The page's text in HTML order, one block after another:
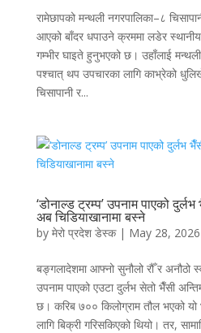
रामेछापको मन्थली नगरपालिका–८
आएको बाँदर धपाउने क्रममा लडेर
गम्भीर घाइते हुनुभएको छ। उहाँलाई
पश्चात् थप उपचारका लागि काभ्रेको
चिसापानी र...
‘डोनाल्ड ट्रम्प’ उपनाम पाएको
अब चिडियाखानामा बस्ने
by मेरो प्रदेश डेस्क| May 28, 2026
बङ्गलादेशमा आफ्नो सुनौलो रौँ र अनौठो
उपनाम पाएको एउटा दुर्लभ सेतो भैँसी
छ। करिब ७०० किलोग्राम तौल भएको
लागि बिक्री गरिसकिएको थियो। तर,